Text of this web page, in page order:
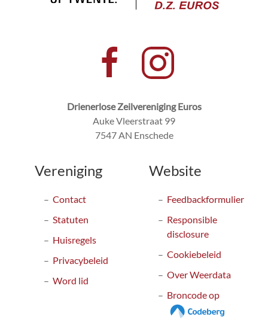
Drienerlose Zeilvereniging Euros
Auke Vleerstraat 99
7547 AN Enschede
Vereniging
Contact
Statuten
Huisregels
Privacybeleid
Word lid
Website
Feedbackformulier
Responsible
disclosure
Cookiebeleid
Over Weerdata
Broncode op